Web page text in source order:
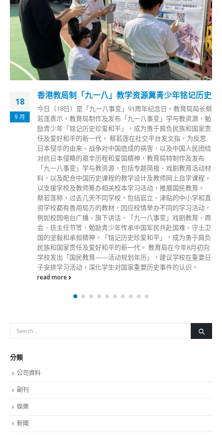
18
9 月
香港教局制「九一八」教学资源冀青少年铭记历史
今日（18日）是「九一八事变」91周年纪念日。教育局局长蔡
若莲表示，教育局制作及发布「九一八事变」学与教资源，勉
励青少年「铭记历史珍爱和平」，成为勇于肩负民族和国家责
任及爱好和平的新一代。 蔡若莲在社交平台发文指，为反思
日本侵华的由来、战争对中国造成的祸害，以及中国人民团结
对抗日本侵略的艰辛历程和爱国精神，教育局特制作及发布
「九一八事变」学与教资源，包括专题简报、戏剧教育活动材
料，以及配合中国历史课程的教学设计及教师网上自学课程，
以支援学校及教师筹办相关校本学习活动，推展国民教育。
蔡若莲称，过去几天不同学校，包括官立、津贴的中小学和直
资学校都有善用局方的教材，因应校情举办不同的学习活动，
例如校园电台广播、旗下讲话、「九一八事变」戏剧教育、周
会、班主任节等，勉励青少年传承中国军民共赴国难、守土卫
国的坚毅和承担精神，「铭记历史珍爱和平」，成为勇于肩负
民族和国家责任及爱好和平的新一代。 教育局在今年8月初向
学校发出「国民教育——活动规划年历」，建议学校在重要日
子安排学习活动，深化学生对国家重要历史事件的认识。
read more
分類
公司資料
副刊
娛樂
新聞